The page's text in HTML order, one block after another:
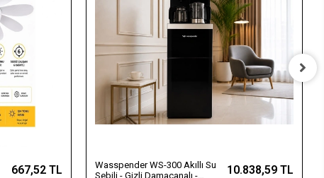
667,52 TL
Wasspender WS-300 Akıllı Su
Sebili - Gizli Damacanalı -
10.838,59 TL